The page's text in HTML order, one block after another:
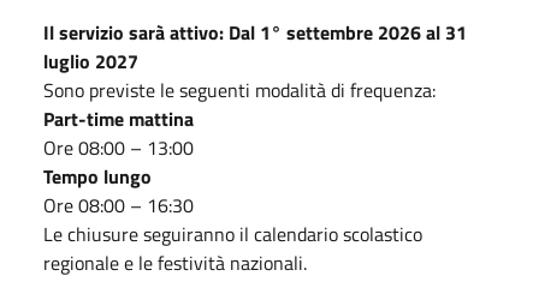
Il servizio sarà attivo: Dal 1° settembre 2026 al 31
luglio 2027
Sono previste le seguenti modalità di frequenza:
Part-time mattina
Ore 08:00 – 13:00
Tempo lungo
Ore 08:00 – 16:30
Le chiusure seguiranno il calendario scolastico
regionale e le festività nazionali.